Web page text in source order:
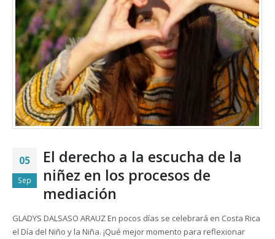
05
Sep
El derecho a la escucha de la
niñez en los procesos de
mediación
GLADYS DALSASO ARAUZ En pocos días se celebrará en Costa Rica
el Día del Niño y la Niña. ¡Qué mejor momento para reflexionar